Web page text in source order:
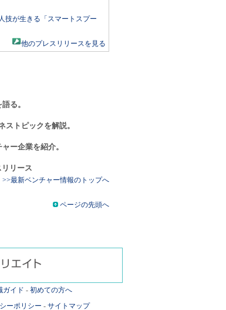
技が生きる「スマートスプー
他のプレスリリースを見る
る。
トピックを解説。
ー企業を紹介。
リース
>>最新ベンチャー情報のトップへ
ページの先頭へ
ガイド - 初めての方へ
ーポリシー - サイトマップ